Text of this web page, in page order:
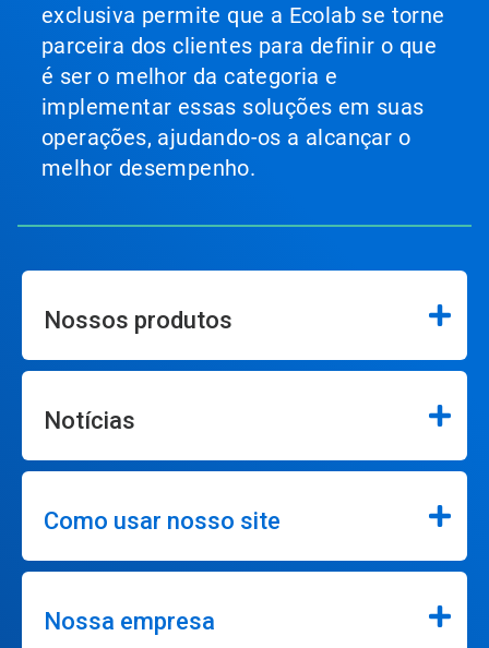
exclusiva permite que a Ecolab se torne
parceira dos clientes para definir o que
é ser o melhor da categoria e
implementar essas soluções em suas
operações, ajudando-os a alcançar o
melhor desempenho.
Nossos produtos
Notícias
Como usar nosso site
Nossa empresa